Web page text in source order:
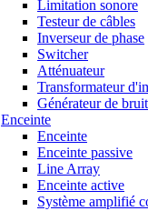
Limitation sonore
Testeur de câbles
Inverseur de phase
Switcher
Atténuateur
Transformateur
Générateur de bruit
Enceinte
Enceinte
Enceinte passive
Line Array
Enceinte active
Système amplifié